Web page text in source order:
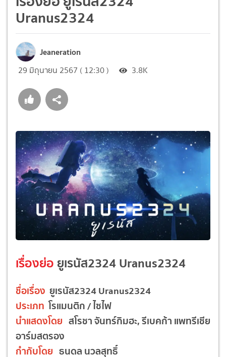
Uranus2324
Jeaneration
29 มิถุนายน 2567 ( 12:30 ) 3.8K
เรื่องย่อ ยูเรนัส2324 Uranus2324
ชื่อเรื่อง ยูเรนัส2324 Uranus2324
ประเภท โรแมนติก / ไซไฟ
นำแสดงโดย สโรชา จันทร์กิมฮะ, รีเบคก้า แพทรีเชีย
อาร์มสตรอง
กำกับโดย ธนดล นวลสุทธิ์